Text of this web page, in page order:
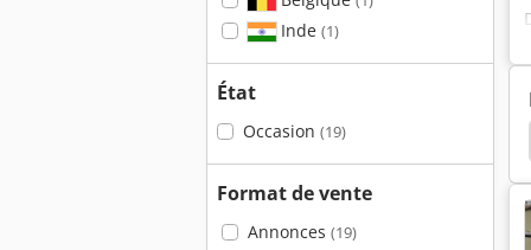
Inde (1)
État
Occasion (19)
Format de vente
Annonces (19)
Masturn 50 Cnc Jones